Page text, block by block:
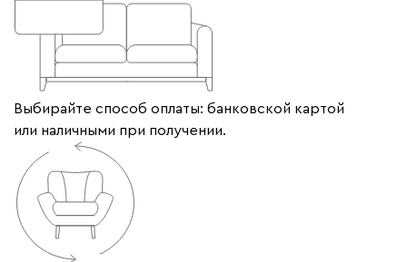
Выбирайте способ оплаты: банковской картой
или наличными при получении.